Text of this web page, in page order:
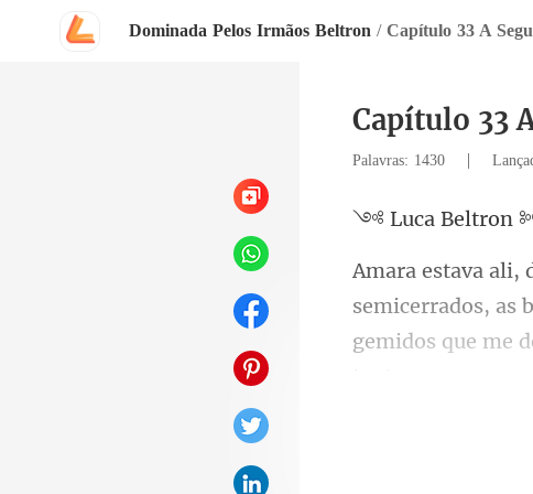
Dominada Pelos Irmãos Beltron / Capítulo 33 A
Capítulo 33
Palavras: 1430 |
a Bel
gemidos que me